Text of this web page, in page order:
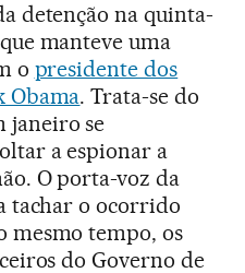
detenção na quinta-
manteve uma
o presidente dos
Obama. Trata-se do
janeiro se
a espionar a
O porta-voz da
tachar o ocorrido
mesmo tempo, os
do Governo de